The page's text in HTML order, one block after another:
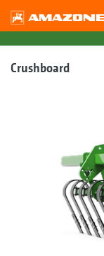
Crushboard